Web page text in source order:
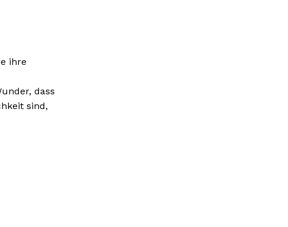
ihre
dass
sind,